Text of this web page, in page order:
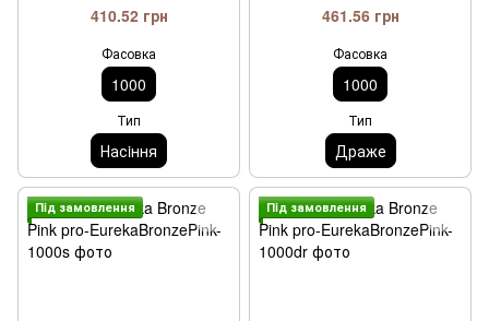
410.52 грн
Фасовка
1000
Тип
Насiння
461.56 грн
Фасовка
1000
Тип
Драже
Пiд замовлення Пiд замовлення